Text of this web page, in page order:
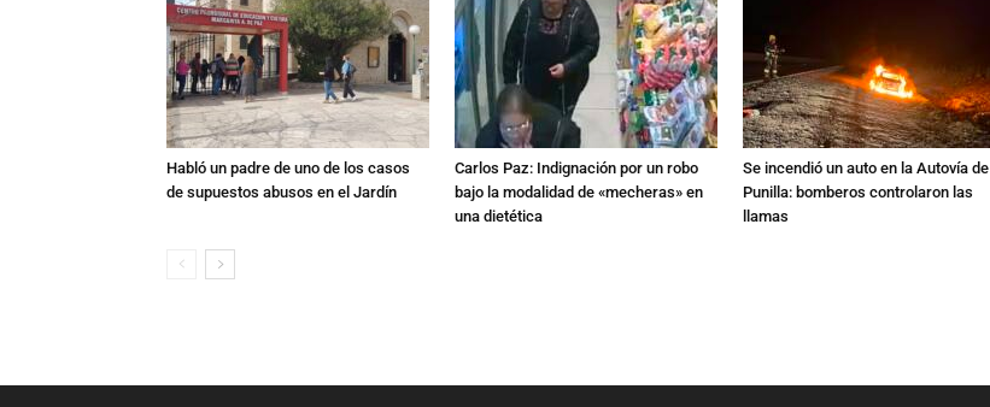
Habló un padre de uno de los casos
de supuestos abusos en el Jardín
Carlos Paz: Indignación por un robo
bajo la modalidad de «mecheras» en
una dietética
Se incendió un auto en la Autovía de
Punilla: bomberos controlaron las
llamas